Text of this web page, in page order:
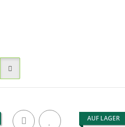
AUF LAGER